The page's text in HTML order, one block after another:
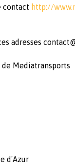
contact http://
adresses
Mediatransports
d'Azur